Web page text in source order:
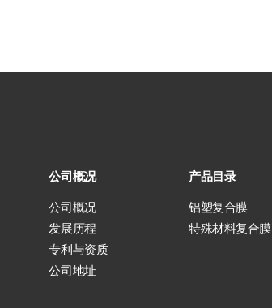
公司概况
公司概况
发展历程
专利与资质
公司地址
产品目录
铝塑复合膜
特殊材料复合膜